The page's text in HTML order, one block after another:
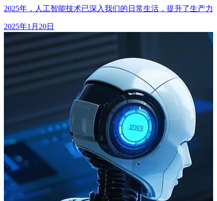
2025年，人工智能技术已深入我们的日常生活，提升了生产
2025年1月20日